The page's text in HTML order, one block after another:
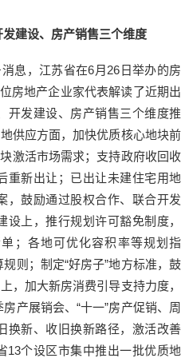
建设、房产销售三个维度
息，江苏省在6月26日举办的房
房地产企业家代表解读了近期出
开发建设、房产销售三个维度推
供应方面，加快优质核心地块前
激活市场需求；支持政府收回收
重新出让；已出让未建住宅用地
，鼓励通过股权合作、联合开发
上，推行规划许可豁免制度，
；各地可优化容积率等规划指
则；制定“好房子”地方标准，鼓
，加大新房消费引导支持力度，
产展销会、“十一”房产促销、周
换新、收旧换新路径，激活改善
13个设区市集中推出一批优质地